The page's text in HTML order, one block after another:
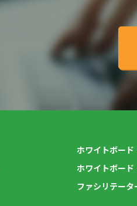
ホワイトボー
ホワイトボー
ファシリテー